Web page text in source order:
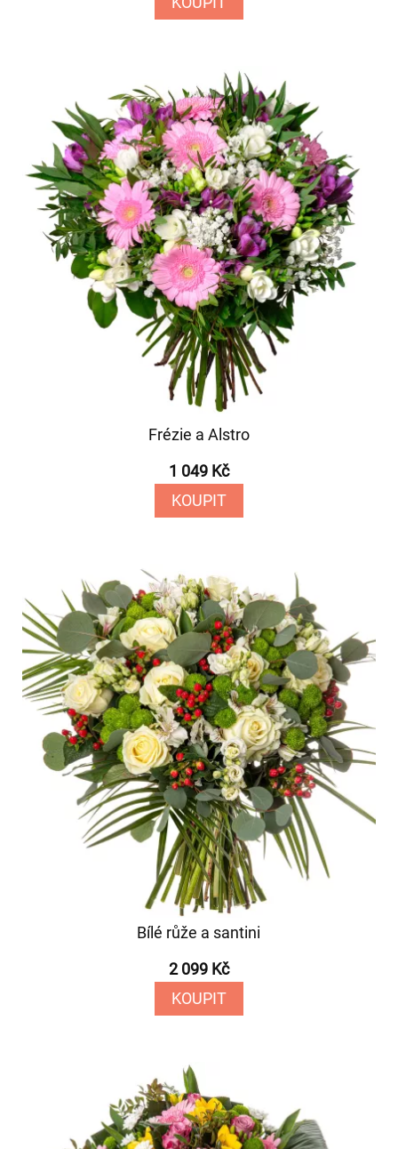
Frézie a Alstro
1 049 Kč
KOUPIT
Bílé růže a santini
2 099 Kč
KOUPIT